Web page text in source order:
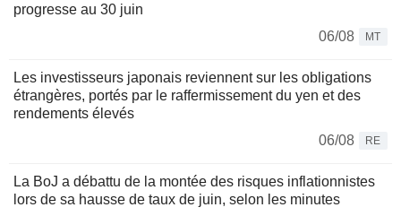
progresse au 30 juin
06/08
MT
Les investisseurs japonais reviennent sur les obligations
étrangères, portés par le raffermissement du yen et des
rendements élevés
06/08
RE
La BoJ a débattu de la montée des risques inflationnistes
lors de sa hausse de taux de juin, selon les minutes